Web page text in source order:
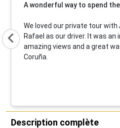
A wonderful way to spend
We loved our private tour with
Rafael as our driver. It was an
amazing views and a great
Coruña.
Description complète